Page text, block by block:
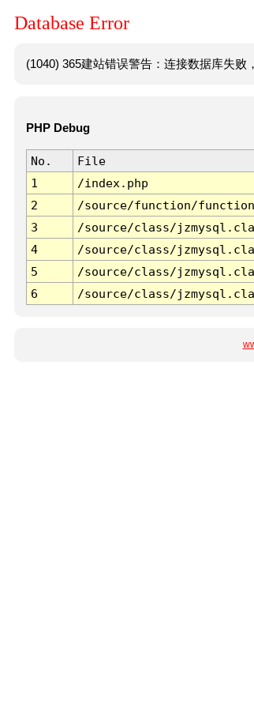
Database Error
(1040) 365建站错误警告：连接数据库失败
PHP Debug
No. File
1
/index.php
2
/source/function/
3
/source/class/
4
/source/class/
5
/source/class/
6
/source/class/